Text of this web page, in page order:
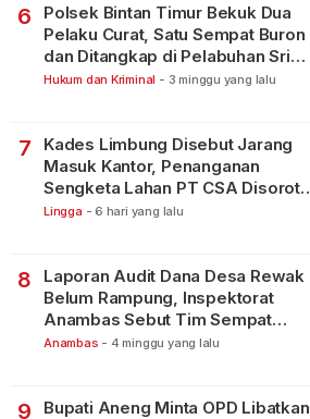
6
Polsek Bintan Timur Bekuk Dua
Pelaku Curat, Satu Sempat Buron
dan Ditangkap di Pelabuhan Sri
Bintan Pura
Hukum dan Kriminal - 3 minggu yang lalu
7
Kades Limbung Disebut Jarang
Masuk Kantor, Penanganan
Sengketa Lahan PT CSA Disorot
Warga
Lingga - 6 hari yang lalu
8
Laporan Audit Dana Desa Rewak
Belum Rampung, Inspektorat
Anambas Sebut Tim Sempat
Terbagi Tangani Kasus Lain
Anambas - 4 minggu yang lalu
9
Bupati Aneng Minta OPD Libatkan